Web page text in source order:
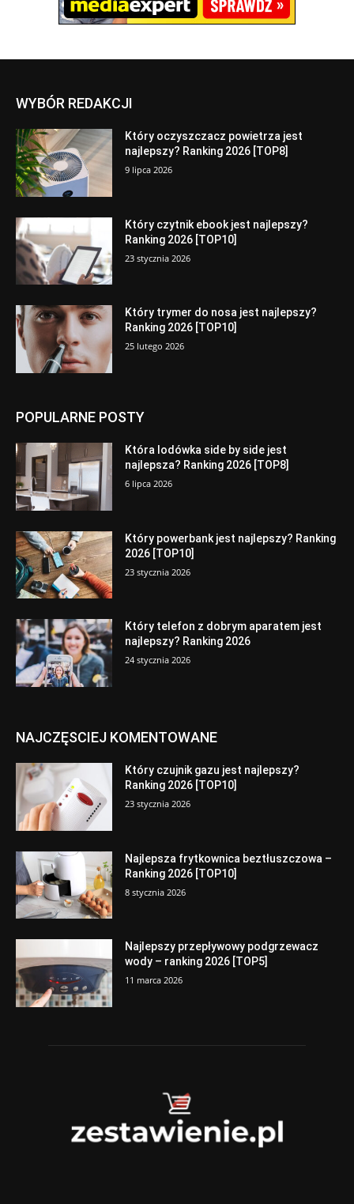
WYBÓR REDAKCJI
Który oczyszczacz powietrza jest
najlepszy? Ranking 2026 [TOP8]
9 lipca 2026
Który czytnik ebook jest najlepszy?
Ranking 2026 [TOP10]
23 stycznia 2026
Który trymer do nosa jest najlepszy?
Ranking 2026 [TOP10]
25 lutego 2026
POPULARNE POSTY
Która lodówka side by side jest
najlepsza? Ranking 2026 [TOP8]
6 lipca 2026
Który powerbank jest najlepszy? Ranking
2026 [TOP10]
23 stycznia 2026
Który telefon z dobrym aparatem jest
najlepszy? Ranking 2026
24 stycznia 2026
NAJCZĘSCIEJ KOMENTOWANE
Który czujnik gazu jest najlepszy?
Ranking 2026 [TOP10]
23 stycznia 2026
Najlepsza frytkownica beztłuszczowa –
Ranking 2026 [TOP10]
8 stycznia 2026
Najlepszy przepływowy podgrzewacz
wody – ranking 2026 [TOP5]
11 marca 2026